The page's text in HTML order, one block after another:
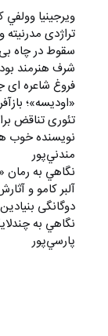
ويرجينيا
تراژدی
سقوط در چاه
شرف هنرمند
فروغ شاعره
«اوديسه»؛
تئوری تناقض
نويسنده خوب
مندني‌پور
نگاهي به رمان
آلبر کامو و
دوگانگی
نگاهي به
پارسي‌پور